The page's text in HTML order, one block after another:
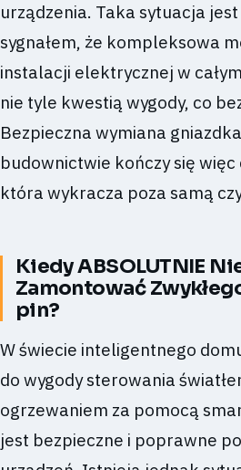
urządzenia. Taka sytuacja
sygnałem, że kompleksowa
instalacji elektrycznej w
nie tyle kwestią wygody, co
Bezpieczna wymiana
budownictwie kończy się więc
która wykracza poza samą
Kiedy ABSOLUTNIE
Zamontować
pin?
W świecie inteligentnego
do wygody sterowania
ogrzewaniem za pomocą
jest bezpieczne i poprawne